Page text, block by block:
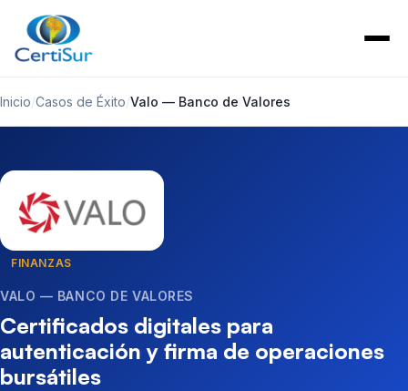
Inicio/Casos de Éxito/Valo — Banco de Valores
FINANZAS
VALO — BANCO DE VALORES
Certificados digitales para
autenticación y firma de operaciones
bursátiles